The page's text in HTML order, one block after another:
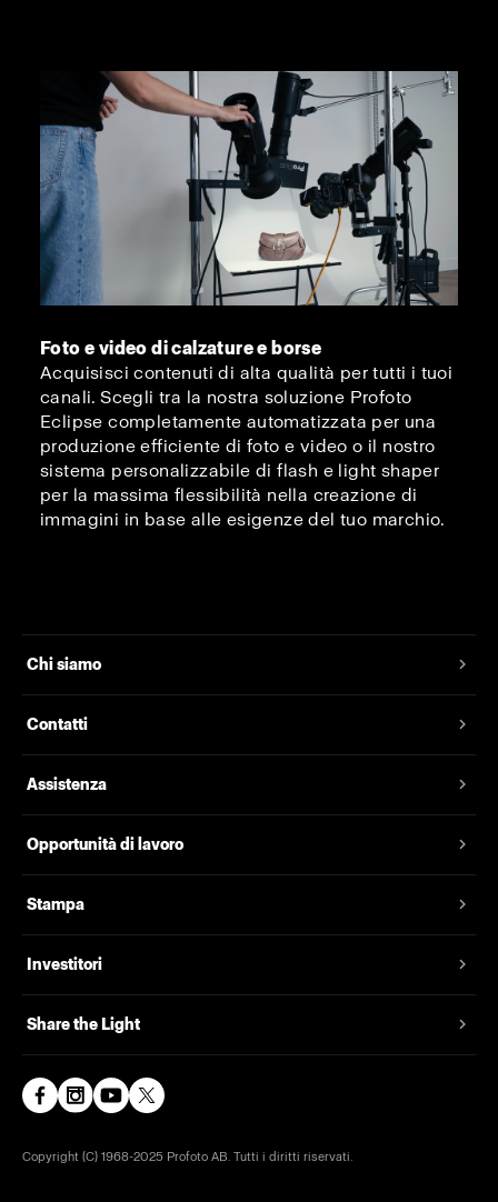
Foto e video di calzature e borse
Acquisisci contenuti di alta qualità per tutti i tuoi
canali. Scegli tra la nostra soluzione Profoto
Eclipse completamente automatizzata per una
produzione efficiente di foto e video o il nostro
sistema personalizzabile di flash e light shaper
per la massima flessibilità nella creazione di
immagini in base alle esigenze del tuo marchio.
Chi siamo
Contatti
Assistenza
Opportunità di lavoro
Stampa
Investitori
Share the Light
Copyright (C) 1968-2025 Profoto AB. Tutti i diritti riservati.